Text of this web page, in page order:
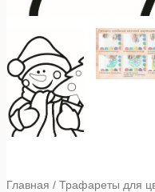
Главная /Трафареты для